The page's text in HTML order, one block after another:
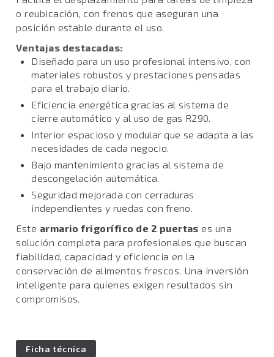
o reubicación, con frenos que aseguran una
posición estable durante el uso.
Ventajas destacadas:
Diseñado para un uso profesional intensivo, con
materiales robustos y prestaciones pensadas
para el trabajo diario.
Eficiencia energética gracias al sistema de
cierre automático y al uso de gas R290.
Interior espacioso y modular que se adapta a las
necesidades de cada negocio.
Bajo mantenimiento gracias al sistema de
descongelación automática.
Seguridad mejorada con cerraduras
independientes y ruedas con freno.
Este armario frigorífico de 2 puertas es una
solución completa para profesionales que buscan
fiabilidad, capacidad y eficiencia en la
conservación de alimentos frescos. Una inversión
inteligente para quienes exigen resultados sin
compromisos.
Ficha técnica